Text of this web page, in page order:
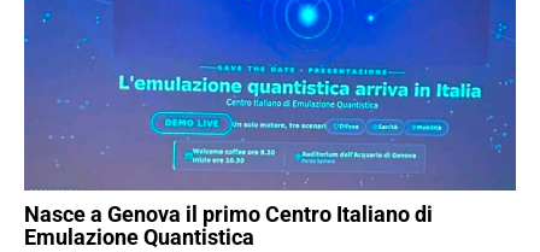
Nasce a Genova il primo Centro Italiano di
Emulazione Quantistica